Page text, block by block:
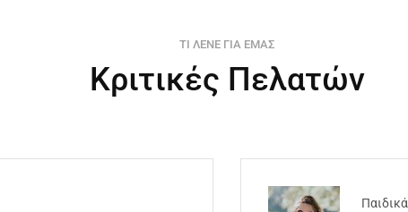
ΤΙ ΛΕΝΕ ΓΙΑ ΕΜΑΣ
Κριτικές Πελατών
Παιδικά